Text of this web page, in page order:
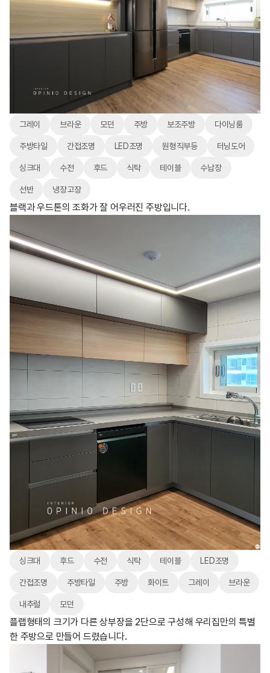
그레이 브라운 모던 주방 보조주방 다이닝룸
주방타일 간접조명 LED조명 원형직부등 터닝도어
싱크대 수전 후드 식탁 테이블 수납장
선반 냉장고장
블랙과 우드톤의 조화가 잘 어우러진 주방입니다.
싱크대 후드 수전 식탁 테이블 LED조명
간접조명 주방타일 주방 화이트 그레이 브라운
내추럴 모던
플랩형태의 크기가 다른 상부장을 2단으로 구성해 우리집만의 특별
한 주방으로 만들어 드렸습니다.